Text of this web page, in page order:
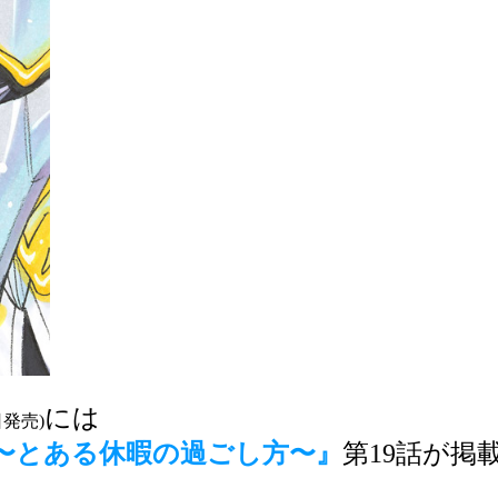
発売)には
とある休暇の過ごし方〜』 第19話が掲